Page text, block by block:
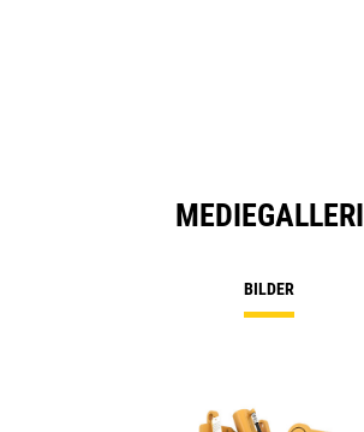
MEDIEGALLERI
BILDER